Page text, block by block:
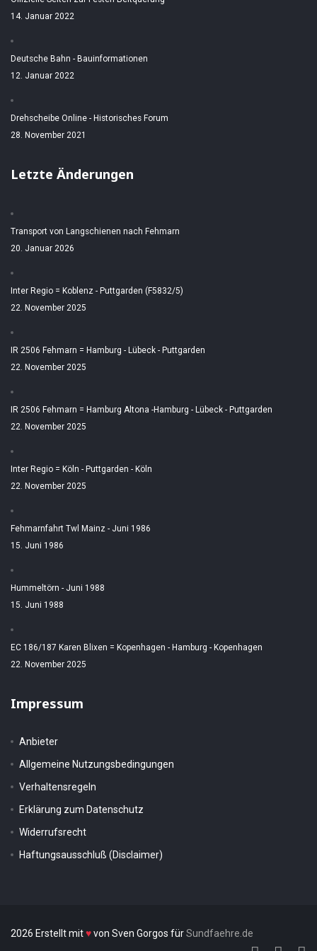
14. Januar 2022
Deutsche Bahn - Bauinformationen
12. Januar 2022
Drehscheibe Online - Historisches Forum
28. November 2021
Letzte Änderungen
Transport von Langschienen nach Fehmarn
20. Januar 2026
Inter Regio = Koblenz - Puttgarden (F5832/5)
22. November 2025
IR 2506 Fehmarn = Hamburg - Lübeck - Puttgarden
22. November 2025
IR 2506 Fehmarn = Hamburg Altona -Hamburg - Lübeck - Puttgarden
22. November 2025
Inter Regio = Köln - Puttgarden - Köln
22. November 2025
Fehmarnfahrt Twl Mainz - Juni 1986
15. Juni 1986
Hummeltörn - Juni 1988
15. Juni 1988
EC 186/187 Karen Blixen = Kopenhagen - Hamburg - Kopenhagen
22. November 2025
Impressum
Anbieter
Allgemeine Nutzungsbedingungen
Verhaltensregeln
Erklärung zum Datenschutz
Widerrufsrecht
Haftungsausschluß (Disclaimer)
2026 Erstellt mit♥von Sven Gorgos fürSundfaehre.de